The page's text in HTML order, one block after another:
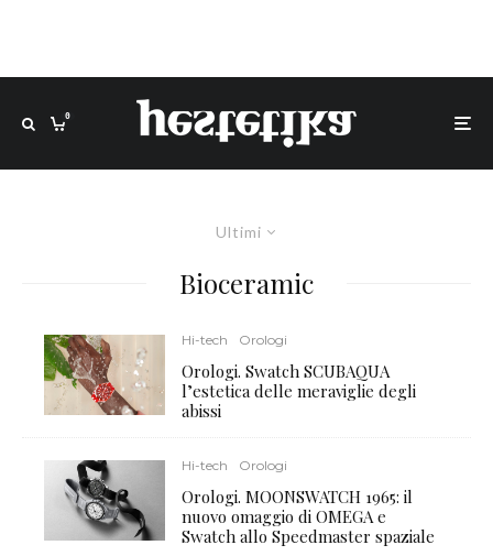
0
Ultimi
Bioceramic
Hi-tech Orologi
Orologi. Swatch SCUBAQUA
l’estetica delle meraviglie degli
abissi
Hi-tech Orologi
Orologi. MOONSWATCH 1965: il
nuovo omaggio di OMEGA e
Swatch allo Speedmaster spaziale